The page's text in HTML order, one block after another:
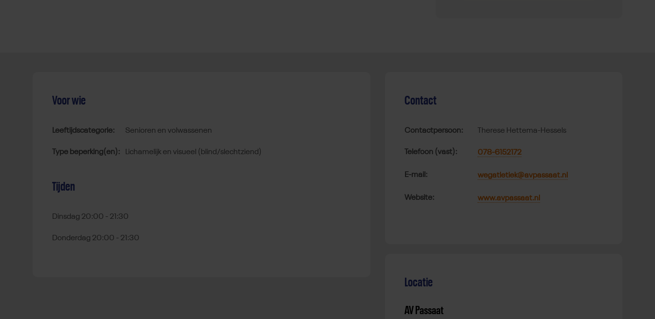
Voor wie
Leeftijdscategorie: senioren en volwassenen
Type beperking(en): lichamelijk en visueel (blind/slechtziend)
Tijden
Dinsdag 20:00 - 21:30
Donderdag 20:00 - 21:30
Contact
Contactpersoon: Therese Hettema-Hessels
Telefoon (vast): 078-6152172
E-mail: wegatletiek@avpassaat.nl
Website: www.avpassaat.nl
Locatie
AV Passaat